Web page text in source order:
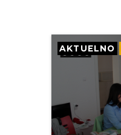
AKTUELNO